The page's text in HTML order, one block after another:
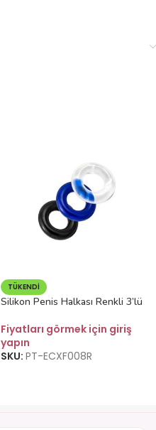
TÜKENDI
Silikon Penis Halkası Renkli 3’lü
Fiyatları görmek için giriş
yapın
SKU: PT-ECXF008R